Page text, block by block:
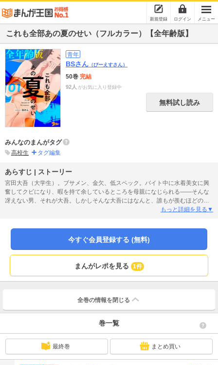
新規登録 ログイン メニュー
これも全部あの夏のせい（フルカラー）【全年齢版】
青年
BSさん （びーえすさん）
50巻 完結
92人 がお気に入り登録中
無料試し読み
みんなのまんがタグ
高校生 タグ編集
あらすじ | ストーリー
宮田大吾（大学生）。ブサメン、金欠、低スペック。バイト中に水着美女に興
奮してクビになり、暇を持て余しているところを母親になじられる――そんな
冴えない男、それが大吾。しかしそんな大吾にはなんと、誰もが羨むほどの超
絶美人な彼女がいるのだった！！【本作品は「これも全部あの夏のせい」を全
もっと詳細を見る▼
今すぐ会員登録する (無料)
まんがレポを見る 1件
全巻の情報を 閉じる
巻一覧
最終巻 まとめ買い